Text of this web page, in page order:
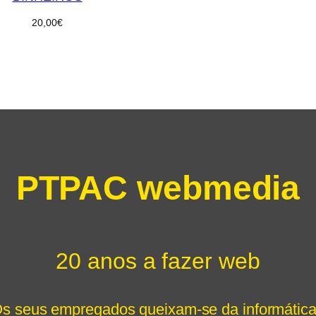
20,00€
PTPAC webmedia
20 anos a fazer web
seus empregados queixam-se da